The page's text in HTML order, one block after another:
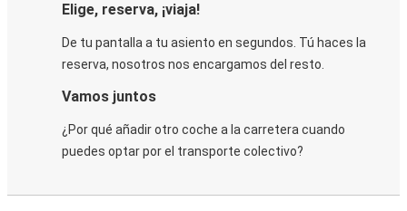
Elige, reserva, ¡viaja!
De tu pantalla a tu asiento en segundos. Tú haces la
reserva, nosotros nos encargamos del resto.
Vamos juntos
¿Por qué añadir otro coche a la carretera cuando
puedes optar por el transporte colectivo?